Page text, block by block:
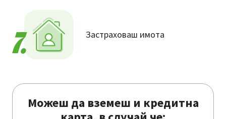
7. Застраховаш имота
Можеш да вземеш и кредитна